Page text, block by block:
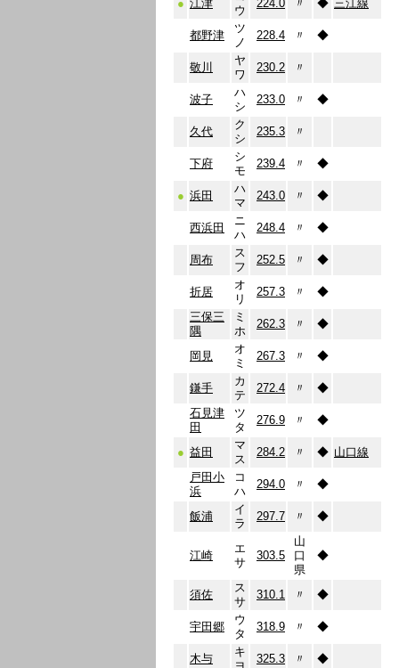
● 江津
ウ
224.0 〃 ◆ 三江線
都野津
ツ
ノ
228.4 〃 ◆
敬川
ヤ
ワ
230.2 〃
波子
ハ
シ
233.0 〃 ◆
久代
ク
シ
235.3 〃
下府
シ
モ
239.4 〃 ◆
● 浜田
ハ
マ
243.0 〃 ◆
西浜田
ニ
ハ
248.4 〃 ◆
周布
ス
フ
252.5 〃 ◆
折居
オ
リ
257.3 〃
◆
三保三
隅
ミ
ホ
262.3 〃 ◆
岡見
オ
ミ
267.3 〃 ◆
鎌手
カ
テ
272.4 〃
◆
石見津
田
ツ
タ
276.9 〃 ◆
● 益田
マ
ス
284.2 〃 ◆ 山口線
戸田小
浜
コ
ハ
294.0 〃 ◆
飯浦
イ
ラ
297.7 〃 ◆
江崎
エ
サ
303.5
山
口
県
◆
須佐
ス
サ
310.1 〃 ◆
宇田郷
ウ
タ
318.9 〃 ◆
木与
キ
325.3 〃 ◆